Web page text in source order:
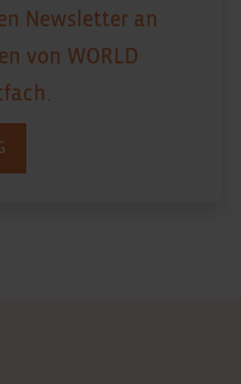
Newsletter an
von WORLD